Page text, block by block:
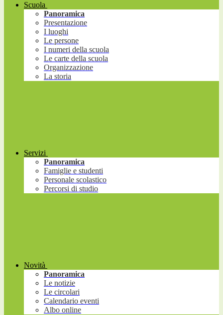
Scuola
Panoramica
Presentazione
I luoghi
Le persone
I numeri della scuola
Le carte della scuola
Organizzazione
La storia
Servizi
Panoramica
Famiglie e studenti
Personale scolastico
Percorsi di studio
Novità
Panoramica
Le notizie
Le circolari
Calendario eventi
Albo online